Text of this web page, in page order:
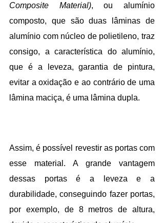
Composite Material), ou alumínio
composto, que são duas lâminas de
alumínio com núcleo de polietileno, traz
consigo, a característica do alumínio,
que é a leveza, garantia de pintura,
evitar a oxidação e ao contrário de uma
lâmina maciça, é uma lâmina dupla.
Assim, é possível revestir as portas com
esse material. A grande vantagem
dessas portas é a leveza e a
durabilidade, conseguindo fazer portas,
por exemplo, de 8 metros de altura,